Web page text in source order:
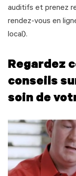
auditifs et prenez
rendez-vous en
local).
Regardez
conseils
soin de